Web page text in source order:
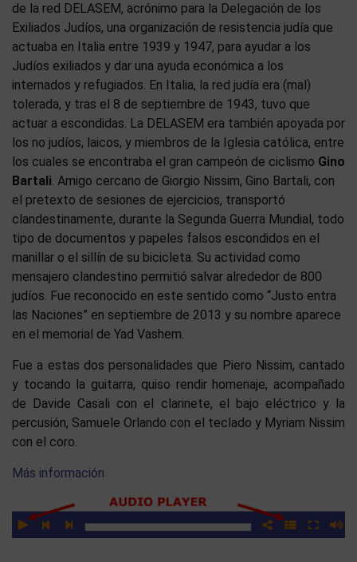
de la red DELASEM, acrónimo para la Delegación de los
Exiliados Judíos, una organización de resistencia judía que
actuaba en Italia entre 1939 y 1947, para ayudar a los
Judíos exiliados y dar una ayuda económica a los
internados y refugiados. En Italia, la red judía era (mal)
tolerada, y tras el 8 de septiembre de 1943, tuvo que
actuar a escondidas. La DELASEM era también apoyada por
los no judíos, laicos, y miembros de la Iglesia católica, entre
los cuales se encontraba el gran campeón de ciclismo Gino
Bartali. Amigo cercano de Giorgio Nissim, Gino Bartali, con
el pretexto de sesiones de ejercicios, transportó
clandestinamente, durante la Segunda Guerra Mundial, todo
tipo de documentos y papeles falsos escondidos en el
manillar o el sillín de su bicicleta. Su actividad como
mensajero clandestino permitió salvar alrededor de 800
judíos. Fue reconocido en este sentido como “Justo entra
las Naciones” en septiembre de 2013 y su nombre aparece
en el memorial de Yad Vashem.
Fue a estas dos personalidades que Piero Nissim, cantado
y tocando la guitarra, quiso rendir homenaje, acompañado
de Davide Casali con el clarinete, el bajo eléctrico y la
percusión, Samuele Orlando con el teclado y Myriam Nissim
con el coro.
Más información